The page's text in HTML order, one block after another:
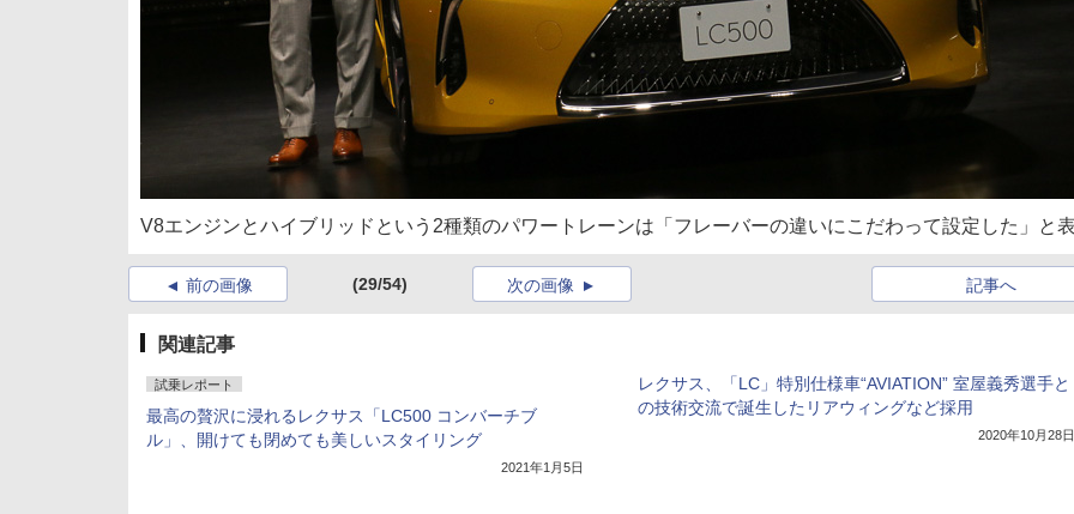
V8エンジンとハイブリッドという2種類のパワートレーンは「フレーバーの違いにこだわって設定した」と
前の画像 (29/54) 次の画像 記事へ
関連記事
試乗レポート
最高の贅沢に浸れるレクサス「LC500 コンバーチブ
ル」、開けても閉めても美しいスタイリング
2021年1月5日
レクサス、「LC」特別仕様車“AVIATION” 室屋義秀選手と
の技術交流で誕生したリアウィングなど採用
2020年10月28日